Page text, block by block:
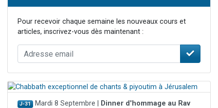
Pour recevoir chaque semaine les nouveaux cours et
articles, inscrivez-vous dès maintenant :
J-31 Mardi 8 Septembre |
Dinner d'hommage au Rav